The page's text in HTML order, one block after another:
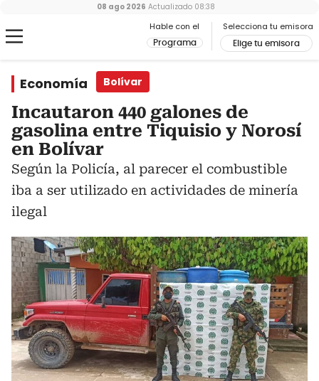
Hable con el
Programa
Selecciona tu emisora
Elige tu emisora
08 ago 2026 Actualizado 08:38
Economía Bolívar
Incautaron 440 galones de
gasolina entre Tiquisio y Norosí
en Bolívar
Según la Policía, al parecer el combustible
iba a ser utilizado en actividades de minería
ilegal